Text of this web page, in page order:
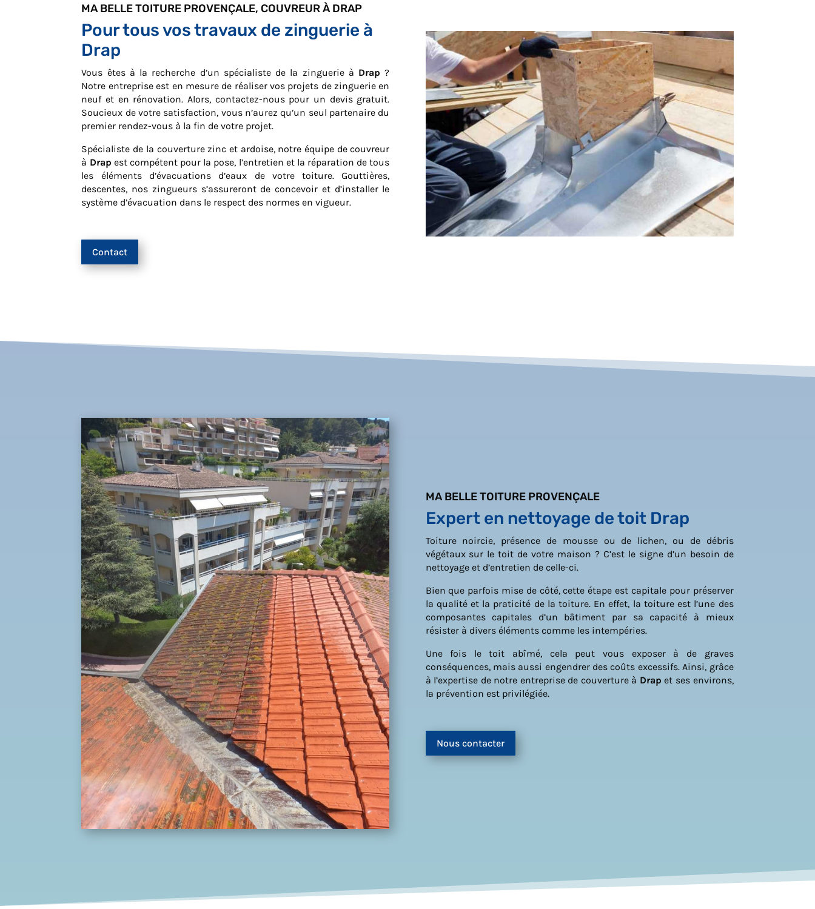
MA BELLE TOITURE PROVENÇALE, COUVREUR À DRAP
Pour tous vos travaux de zinguerie à
Drap
Vous êtes à la recherche d’un spécialiste de la zinguerie à Drap ?
Notre entreprise est en mesure de réaliser vos projets de zinguerie en
neuf et en rénovation. Alors, contactez-nous pour un devis gratuit.
Soucieux de votre satisfaction, vous n’aurez qu’un seul partenaire du
premier rendez-vous à la fin de votre projet.
Spécialiste de la couverture zinc et ardoise, notre équipe de couvreur
à Drap est compétent pour la pose, l’entretien et la réparation de tous
les éléments d’évacuations d’eaux de votre toiture. Gouttières,
descentes, nos zingueurs s’assureront de concevoir et d’installer le
système d’évacuation dans le respect des normes en vigueur.
Contact
MA BELLE TOITURE PROVENÇALE
Expert en nettoyage de toit Drap
Toiture noircie, présence de mousse ou de lichen, ou de débris
végétaux sur le toit de votre maison ? C’est le signe d’un besoin de
nettoyage et d’entretien de celle-ci.
Bien que parfois mise de côté, cette étape est capitale pour préserver
la qualité et la praticité de la toiture. En effet, la toiture est l’une des
composantes capitales d’un bâtiment par sa capacité à mieux
résister à divers éléments comme les intempéries.
Une fois le toit abîmé, cela peut vous exposer à de graves
conséquences, mais aussi engendrer des coûts excessifs. Ainsi, grâce
à l’expertise de notre entreprise de couverture à Drap et ses environs,
la prévention est privilégiée.
Nous contacter